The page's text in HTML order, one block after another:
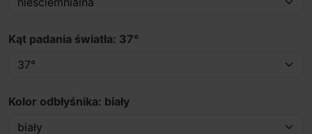
Kąt padania światła: 37°
Kolor odbłyśnika: biały